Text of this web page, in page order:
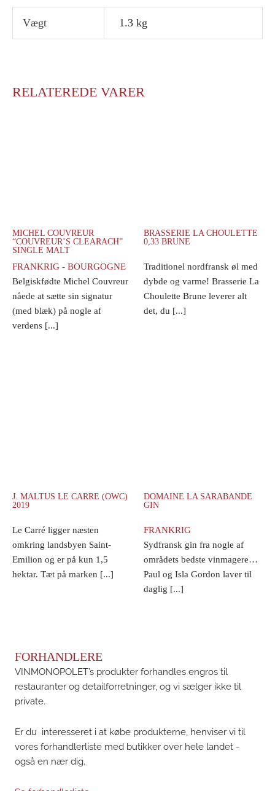
Vægt 1.3 kg
RELATEREDE VARER
MICHEL COUVREUR
“COUVREUR’S CLEARACH”
SINGLE MALT
FRANKRIG - BOURGOGNE
Belgiskfødte Michel Couvreur
nåede at sætte sin signatur
(med blæk) på nogle af
verdens [...]
BRASSERIE LA CHOULETTE
0,33 BRUNE
Traditionel nordfransk øl med
dybde og varme! Brasserie La
Choulette Brune leverer alt
det, du [...]
J. MALTUS LE CARRE (OWC)
2019
Le Carré ligger næsten
omkring landsbyen Saint-
Emilion og er på kun 1,5
hektar. Tæt på marken [...]
DOMAINE LA SARABANDE
GIN
FRANKRIG
Sydfransk gin fra nogle af
områdets bedste vinmagere…
Paul og Isla Gordon laver til
daglig [...]
FORHANDLERE
VINMONOPOLET’s produkter forhandles engros til
restauranter og detailforretninger, og vi sælger ikke til
private.
Er du interesseret i at købe produkterne, henviser vi til
vores forhandlerliste med butikker over hele landet -
også en nær dig.